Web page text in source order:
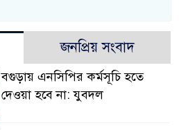
জনপ্রিয় সংবাদ
বগুড়ায় এনসিপির কর্মসূচি হতে
দেওয়া হবে না: যুবদল